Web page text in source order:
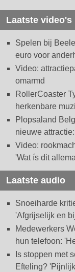
Laatste video's
Spelen bij
euro voor
Video:
omarmd
RollerCoaster
herkenbare
Plopsaland
nieuwe
Video:
'Wat ís dit
Laatste audio
Snoeiharde
'Afgrijselijk en
Medewerkers
hun telefoon:
Is stoppen met
Efteling?